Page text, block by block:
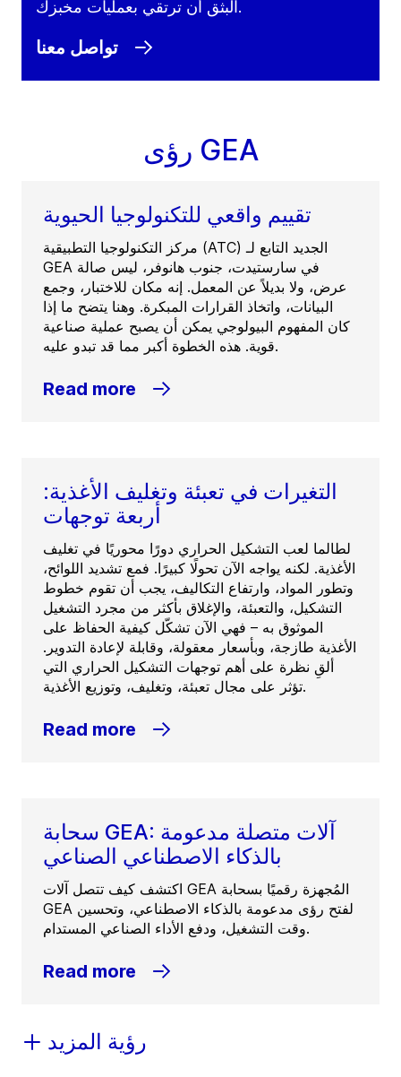
البثق أن ترتقي بعمليات مخبزك.
تواصل معنا
رؤى GEA
تقييم واقعي للتكنولوجيا الحيوية
مركز التكنولوجيا التطبيقية (ATC) الجديد التابع لـ
GEA في سارستيدت، جنوب هانوفر، ليس صالة
عرض، ولا بديلاً عن المعمل. إنه مكان للاختبار، وجمع
البيانات، واتخاذ القرارات المبكرة. وهنا يتضح ما إذا
كان المفهوم البيولوجي يمكن أن يصبح عملية صناعية
قوية. هذه الخطوة أكبر مما قد تبدو عليه.
Read more
التغيرات في تعبئة وتغليف الأغذية:
أربعة توجهات
لطالما لعب التشكيل الحراري دورًا محوريًا في تغليف
الأغذية. لكنه يواجه الآن تحولًا كبيرًا. فمع تشديد اللوائح،
وتطور المواد، وارتفاع التكاليف، يجب أن تقوم خطوط
التشكيل، والتعبئة، والإغلاق بأكثر من مجرد التشغيل
الموثوق به – فهي الآن تشكّل كيفية الحفاظ على
الأغذية طازجة، وبأسعار معقولة، وقابلة لإعادة التدوير.
ألقِ نظرة على أهم توجهات التشكيل الحراري التي
تؤثر على مجال تعبئة، وتغليف، وتوزيع الأغذية.
Read more
سحابة GEA: آلات متصلة مدعومة
بالذكاء الاصطناعي الصناعي
اكتشف كيف تتصل آلات GEA المُجهزة رقميًا بسحابة
GEA لفتح رؤى مدعومة بالذكاء الاصطناعي، وتحسين
وقت التشغيل، ودفع الأداء الصناعي المستدام.
Read more
رؤية المزيد